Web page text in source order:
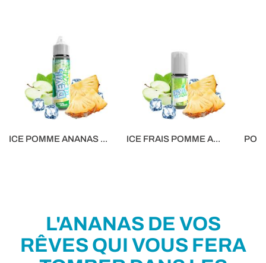
ICE POMME ANANAS ... ICE FRAIS POMME A...
L'ANANAS DE VOS
RÊVES QUI VOUS FERA